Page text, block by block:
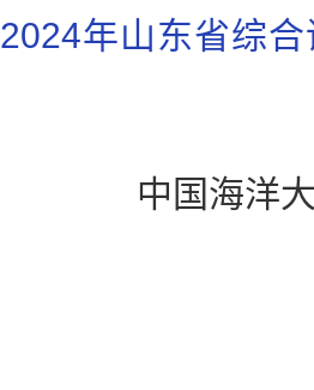
2024年山东省综
中国海洋